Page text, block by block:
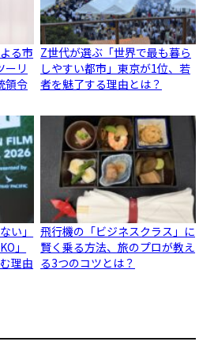
る市
リ
領令
Z世代が選ぶ「世界で最も暮ら
しやすい都市」東京が1位、若
者を魅了する理由とは？
い」
」
理由
飛行機の「ビジネスクラス」に
賢く乗る方法、旅のプロが教え
る3つのコツとは？